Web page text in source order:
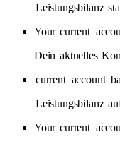
Leistungsbilanz
Your current
Dein aktuelles
current account
Leistungsbilanz
Your current